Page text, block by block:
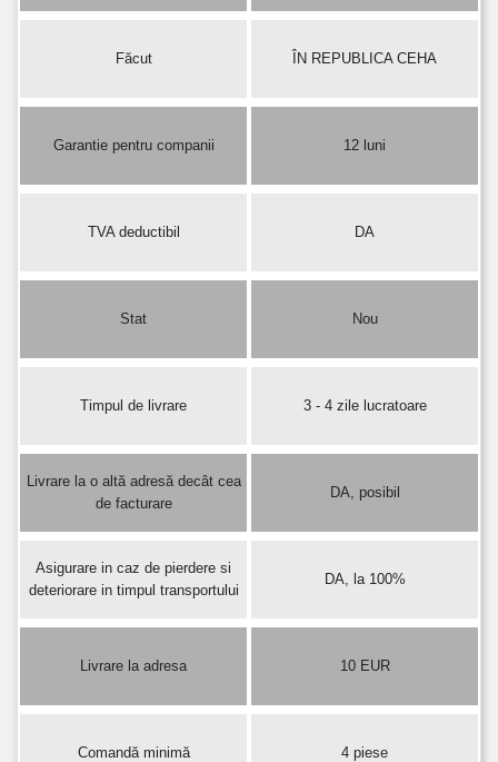
Făcut ÎN REPUBLICA CEHA
Garantie pentru companii 12 luni
TVA deductibil DA
Stat Nou
Timpul de livrare 3 - 4 zile lucratoare
Livrare la o altă adresă decât cea
de facturare
DA, posibil
Asigurare in caz de pierdere si
deteriorare in timpul transportului
DA, la 100%
Livrare la adresa 10 EUR
Comandă minimă 4 piese